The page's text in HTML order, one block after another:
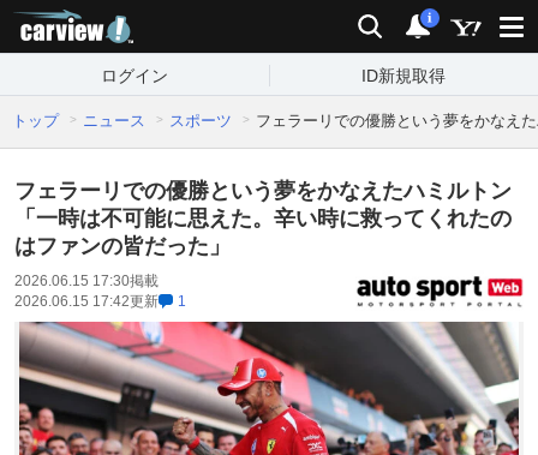
検索 通知
i
ログイン ID新規取得
トップ ニュース スポーツ フェラーリでの優勝という夢をかなえ
フェラーリでの優勝という夢をかなえたハミルトン
「一時は不可能に思えた。辛い時に救ってくれたの
はファンの皆だった」
2026.06.15 17:30掲載
2026.06.15 17:42更新 1